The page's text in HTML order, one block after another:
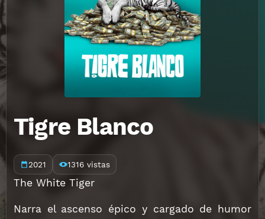
Tigre Blanco
2021 1316 vistas
The White Tiger
Narra el ascenso épico y cargado de humor